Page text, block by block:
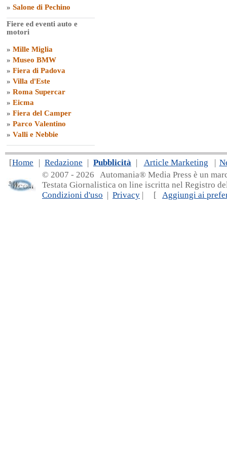
» Salone di Pechino
Fiere ed eventi auto e
motori
» Mille Miglia
» Museo BMW
» Fiera di Padova
» Villa d'Este
» Roma Supercar
» Eicma
» Fiera del Camper
» Parco Valentino
» Valli e Nebbie
[Home | Redazione | Pubblicità | Article Marketing |
© 2007 - 2026 Automania® Media Press è un
Testata Giornalistica on line iscritta nel Registro
Condizioni d'uso | Privacy | [ Aggiungi ai